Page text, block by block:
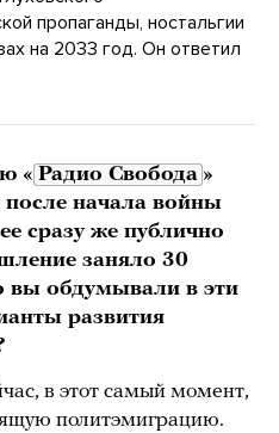
пропаганды, ностальгии
на 2033 год. Он ответил
« Радио Свобода »
начала войны
сразу же публично
заняло 30
вы обдумывали в эти
развития
в этот самый момент,
политэмиграцию.